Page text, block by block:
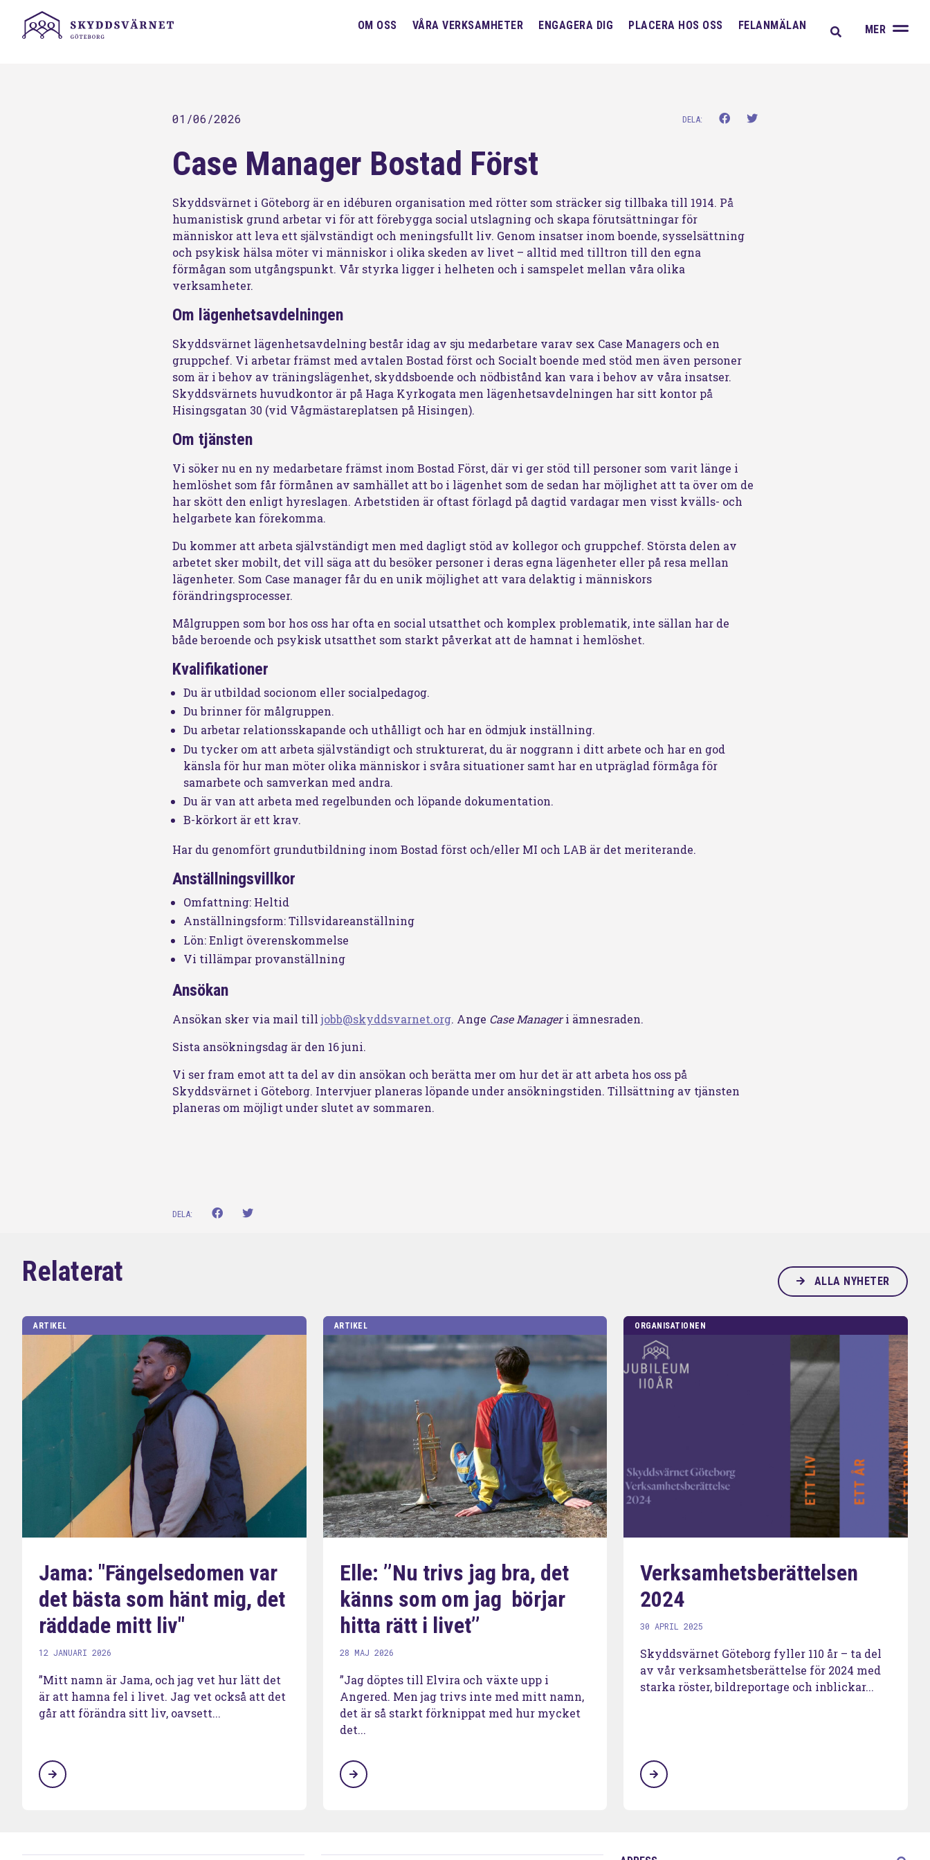
OM OSS VÅRA VERKSAMHETER ENGAGERA DIG PLACERA HOS OSS FELANMÄLAN MER A
01/06/2026 DELA:
Case Manager Bostad Först
Skyddsvärnet i Göteborg är en idéburen organisation med rötter som sträcker sig tillbaka till 1914. På
humanistisk grund arbetar vi för att förebygga social utslagning och skapa förutsättningar för
människor att leva ett självständigt och meningsfullt liv. Genom insatser inom boende, sysselsättning
och psykisk hälsa möter vi människor i olika skeden av livet – alltid med tilltron till den egna
förmågan som utgångspunkt. Vår styrka ligger i helheten och i samspelet mellan våra olika
verksamheter.
Om lägenhetsavdelningen
Skyddsvärnet lägenhetsavdelning består idag av sju medarbetare varav sex Case Managers och en
gruppchef. Vi arbetar främst med avtalen Bostad först och Socialt boende med stöd men även personer
som är i behov av träningslägenhet, skyddsboende och nödbistånd kan vara i behov av våra insatser.
Skyddsvärnets huvudkontor är på Haga Kyrkogata men lägenhetsavdelningen har sitt kontor på
Hisingsgatan 30 (vid Vågmästareplatsen på Hisingen).
Om tjänsten
Vi söker nu en ny medarbetare främst inom Bostad Först, där vi ger stöd till personer som varit länge i
hemlöshet som får förmånen av samhället att bo i lägenhet som de sedan har möjlighet att ta över om de
har skött den enligt hyreslagen. Arbetstiden är oftast förlagd på dagtid vardagar men visst kvälls- och
helgarbete kan förekomma.
Du kommer att arbeta självständigt men med dagligt stöd av kollegor och gruppchef. Största delen av
arbetet sker mobilt, det vill säga att du besöker personer i deras egna lägenheter eller på resa mellan
lägenheter. Som Case manager får du en unik möjlighet att vara delaktig i människors
förändringsprocesser.
Målgruppen som bor hos oss har ofta en social utsatthet och komplex problematik, inte sällan har de
både beroende och psykisk utsatthet som starkt påverkat att de hamnat i hemlöshet.
Kvalifikationer
Du är utbildad socionom eller socialpedagog.
Du brinner för målgruppen.
Du arbetar relationsskapande och uthålligt och har en ödmjuk inställning.
Du tycker om att arbeta självständigt och strukturerat, du är noggrann i ditt arbete och har en god
känsla för hur man möter olika människor i svåra situationer samt har en utpräglad förmåga för
samarbete och samverkan med andra.
Du är van att arbeta med regelbunden och löpande dokumentation.
B-körkort är ett krav.
Har du genomfört grundutbildning inom Bostad först och/eller MI och LAB är det meriterande.
Anställningsvillkor
Omfattning: Heltid
Anställningsform: Tillsvidareanställning
Lön: Enligt överenskommelse
Vi tillämpar provanställning
Ansökan
Ansökan sker via mail tilljobb@skyddsvarnet.org. Ange Case Manageri ämnesraden.
Sista ansökningsdag är den 16 juni.
Vi ser fram emot att ta del av din ansökan och berätta mer om hur det är att arbeta hos oss på
Skyddsvärnet i Göteborg. Intervjuer planeras löpande under ansökningstiden. Tillsättning av tjänsten
planeras om möjligt under slutet av sommaren.
DELA:
Relaterat ALLA NYHETER
ARTIKEL
Jama: "Fängelsedomen var
det bästa som hänt mig, det
räddade mitt liv"
12 JANUARI 2026
”Mitt namn är Jama, och jag vet hur lätt det
är att hamna fel i livet. Jag vet också att det
går att förändra sitt liv, oavsett...
ARTIKEL
Elle: ’’Nu trivs jag bra, det
känns som om jag börjar
hitta rätt i livet’’
28 MAJ 2026
”Jag döptes till Elvira och växte upp i
Angered. Men jag trivs inte med mitt namn,
det är så starkt förknippat med hur mycket
det...
ORGANISATIONEN
Verksamhetsberättelsen
2024
30 APRIL 2025
Skyddsvärnet Göteborg fyller 110 år – ta del
av vår verksamhetsberättelse för 2024 med
starka röster, bildreportage och inblickar...